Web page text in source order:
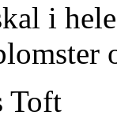
i
Toft